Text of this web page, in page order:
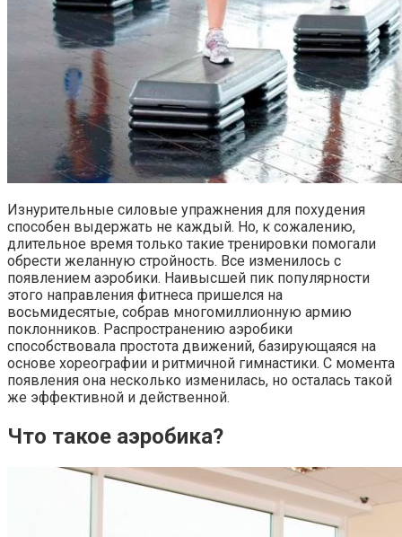
Изнурительные силовые упражнения для похудения
способен выдержать не каждый. Но, к сожалению,
длительное время только такие тренировки помогали
обрести желанную стройность. Все изменилось с
появлением аэробики. Наивысшей пик популярности
этого направления фитнеса пришелся на
восьмидесятые, собрав многомиллионную армию
поклонников. Распространению аэробики
способствовала простота движений, базирующаяся на
основе хореографии и ритмичной гимнастики. С момента
появления она несколько изменилась, но осталась такой
же эффективной и действенной.
Что такое аэробика?